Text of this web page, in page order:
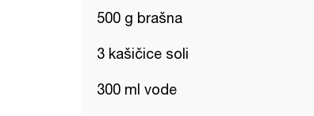
500 g brašna
3 kašičice soli
300 ml vode